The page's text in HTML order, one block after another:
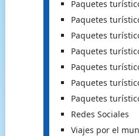
Paquetes
Paquetes
Paquetes
Paquetes
Paquetes
Paquetes
Paquetes
Redes Sociales
Viajes por el